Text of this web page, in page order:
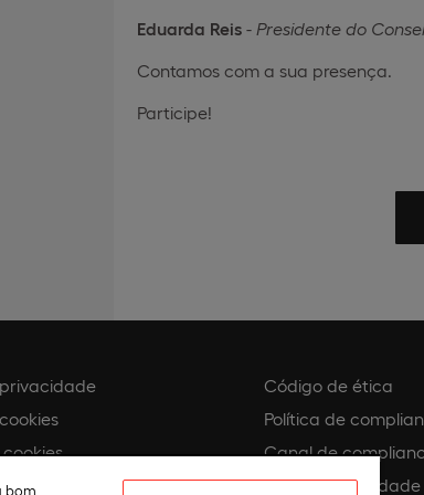
Eduarda Reis- Presidente do
Contamos com a sua presença.
Participe!
Código de ética
Política de
Canal de
Plano de
bom